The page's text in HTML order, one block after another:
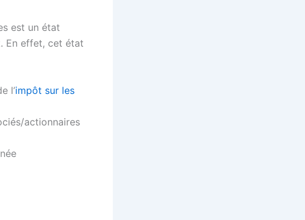
est un état
En effet, cet état
l’impôt sur les
actionnaires